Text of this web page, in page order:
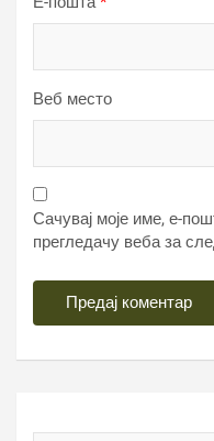
Веб место
Сачувај моје име, е-
прегледачу веба за